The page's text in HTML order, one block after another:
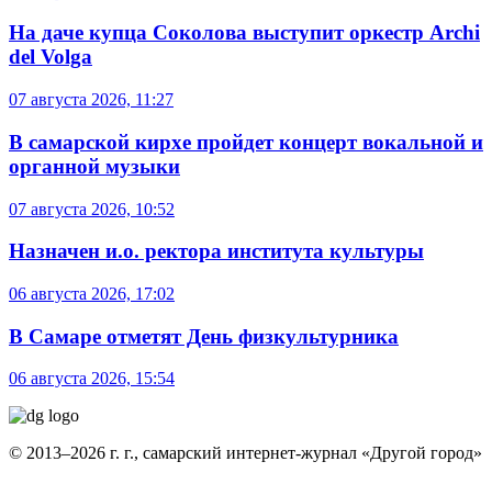
На даче купца Соколова выступит оркестр Archi
del Volga
07 августа 2026, 11:27
В самарской кирхе пройдет концерт вокальной и
органной музыки
07 августа 2026, 10:52
Назначен и.о. ректора института культуры
06 августа 2026, 17:02
В Самаре отметят День физкультурника
06 августа 2026, 15:54
© 2013–2026 г. г., самарский интернет-журнал «Другой город»